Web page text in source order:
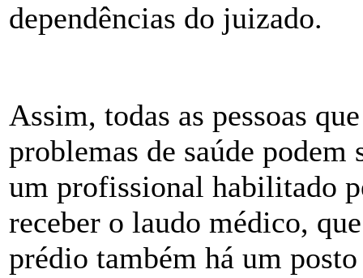
dependências do juizado.
Assim, todas as pessoas
problemas de saúde
um profissional habilitado
receber o laudo médico,
prédio também há um